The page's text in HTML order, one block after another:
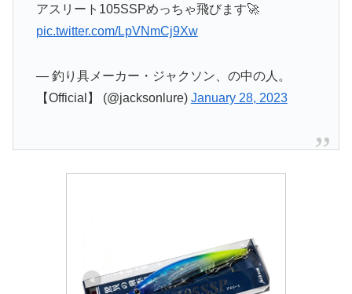
アスリート105SSPめっちゃ飛びます🚀
pic.twitter.com/LpVNmCj9Xw
— 釣り具メーカー・ジャクソン、の中の人。
【Official】 (@jacksonlure) January 28, 2023